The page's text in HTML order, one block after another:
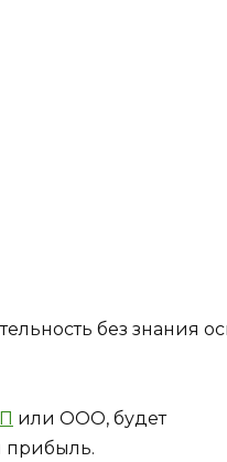
без знания
или ООО, будет
прибыль.